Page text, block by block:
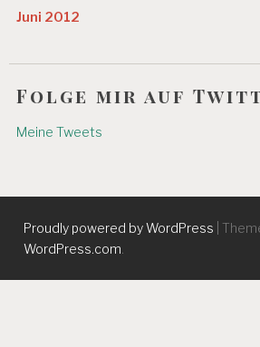
Juni 2012
Folge mir auf
Meine Tweets
Proudly powered by WordPress
WordPress.com